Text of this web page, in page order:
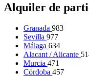
Alquiler de
Granada 983
Sevilla 977
Málaga 634
Alacant / Alicante
Murcia 471
Córdoba 457